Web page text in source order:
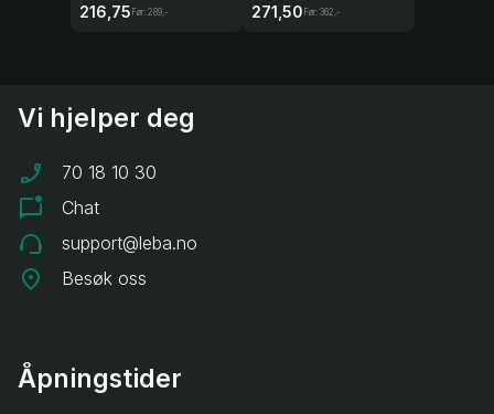
216,75 Før: 289,- 271,50 Før: 362,-
Vi hjelper deg
70 18 10 30
Chat
support@leba.no
Besøk oss
Åpningstider